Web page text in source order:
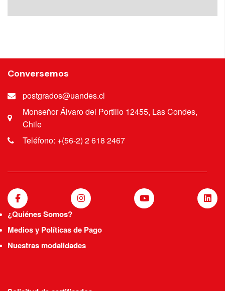
Conversemos
postgrados@uandes.cl
Monseñor Álvaro del Portillo 12455, Las Condes,
Chile
Teléfono: +(56-2) 2 618 2467
¿Quiénes Somos?
Medios y Políticas de Pago
Nuestras modalidades